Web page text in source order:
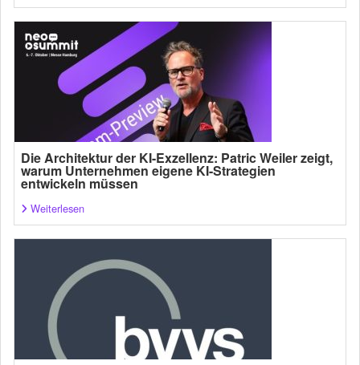
Die Architektur der KI-Exzellenz: Patric Weiler zeigt,
warum Unternehmen eigene KI-Strategien
entwickeln müssen
Weiterlesen